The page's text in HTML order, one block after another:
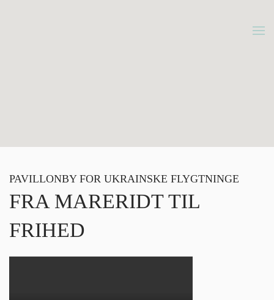
PAVILLONBY FOR UKRAINSKE FLYGTNINGE
FRA MARERIDT TIL
FRIHED